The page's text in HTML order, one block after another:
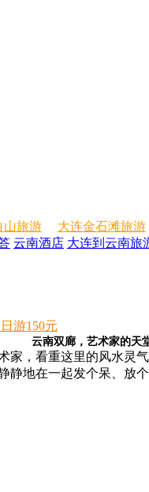
山旅游 大连金石滩旅游
云南酒店 大连到云南旅
游150元
云南双廊，艺术家的天
，看重这里的风水灵
地在一起发个呆、放个